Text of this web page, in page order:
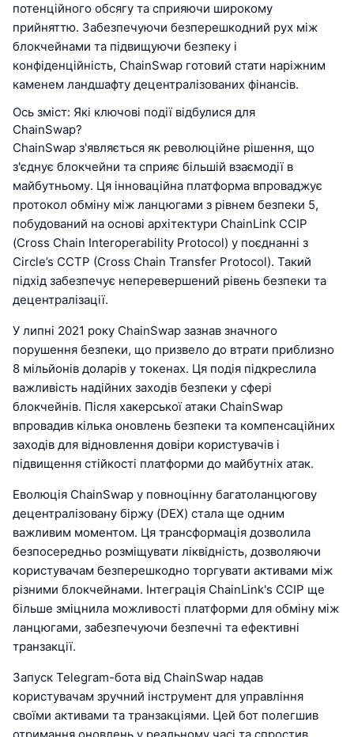
потенційного обсягу та сприяючи широкому
прийняттю. Забезпечуючи безперешкодний рух між
блокчейнами та підвищуючи безпеку і
конфіденційність, ChainSwap готовий стати наріжним
каменем ландшафту децентралізованих фінансів.
Ось зміст: Які ключові події відбулися для
ChainSwap?
ChainSwap з'являється як революційне рішення, що
з'єднує блокчейни та сприяє більшій взаємодії в
майбутньому. Ця інноваційна платформа впроваджує
протокол обміну між ланцюгами з рівнем безпеки 5,
побудований на основі архітектури ChainLink CCIP
(Cross Chain Interoperability Protocol) у поєднанні з
Circle’s CCTP (Cross Chain Transfer Protocol). Такий
підхід забезпечує неперевершений рівень безпеки та
децентралізації.
У липні 2021 року ChainSwap зазнав значного
порушення безпеки, що призвело до втрати приблизно
8 мільйонів доларів у токенах. Ця подія підкреслила
важливість надійних заходів безпеки у сфері
блокчейнів. Після хакерської атаки ChainSwap
впровадив кілька оновлень безпеки та компенсаційних
заходів для відновлення довіри користувачів і
підвищення стійкості платформи до майбутніх атак.
Еволюція ChainSwap у повноцінну багатоланцюгову
децентралізовану біржу (DEX) стала ще одним
важливим моментом. Ця трансформація дозволила
безпосередньо розміщувати ліквідність, дозволяючи
користувачам безперешкодно торгувати активами між
різними блокчейнами. Інтеграція ChainLink's CCIP ще
більше зміцнила можливості платформи для обміну між
ланцюгами, забезпечуючи безпечні та ефективні
транзакції.
Запуск Telegram-бота від ChainSwap надав
користувачам зручний інструмент для управління
своїми активами та транзакціями. Цей бот полегшив